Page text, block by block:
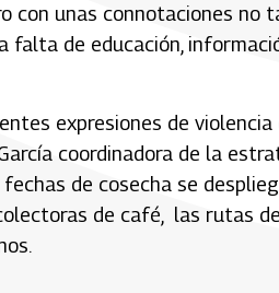
con unas connotaciones
falta de educación,
expresiones de
coordinadora de la
de cosecha se
de café, las rutas